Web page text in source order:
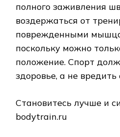
полного заживления
воздержаться от
поврежденными
поскольку можно
положение. Спорт
здоровье, а не вредить
Становитесь лучше и
bodytrain.ru